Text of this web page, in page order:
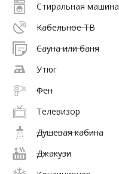
Стиральная машина
Кабельное ТВ
Сауна или баня
Утюг
Фен
Телевизор
Душевая кабина
Джакузи